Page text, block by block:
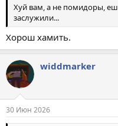
Хуй вам, а не помидоры,
заслужили...
Хорош хамить.
widdmarker
30 Июн 2026